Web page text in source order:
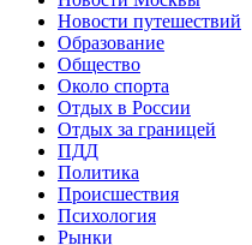
Новости путешествий
Образование
Общество
Около спорта
Отдых в России
Отдых за границей
ПДД
Политика
Происшествия
Психология
Рынки